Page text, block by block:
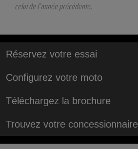
celui de l’année précédente.
Réservez votre essai
Configurez votre moto
Téléchargez la brochure
Trouvez votre concessionnaire